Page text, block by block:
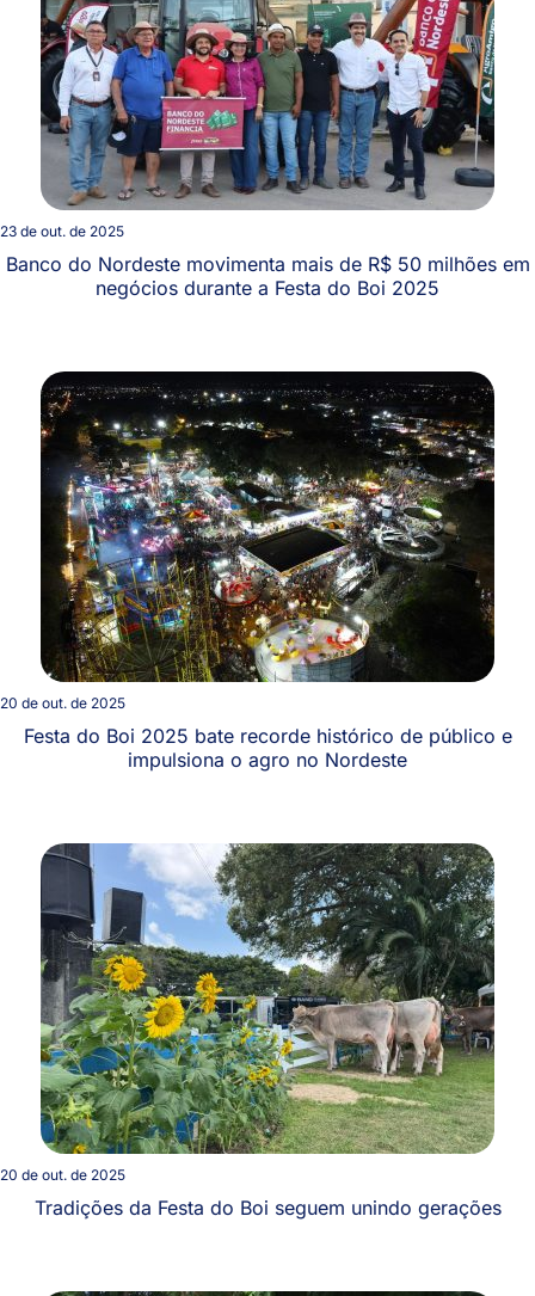
23 de out. de 2025
Banco do Nordeste movimenta mais de R$ 50 milhões em
negócios durante a Festa do Boi 2025
20 de out. de 2025
Festa do Boi 2025 bate recorde histórico de público e
impulsiona o agro no Nordeste
20 de out. de 2025
Tradições da Festa do Boi seguem unindo gerações